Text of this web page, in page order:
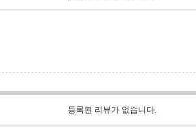
등록된 리뷰가 없습니다.